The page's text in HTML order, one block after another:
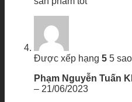
Được xếp hạng 5 5 sao
Phạm Nguyễn Tuấn
– 21/06/2023